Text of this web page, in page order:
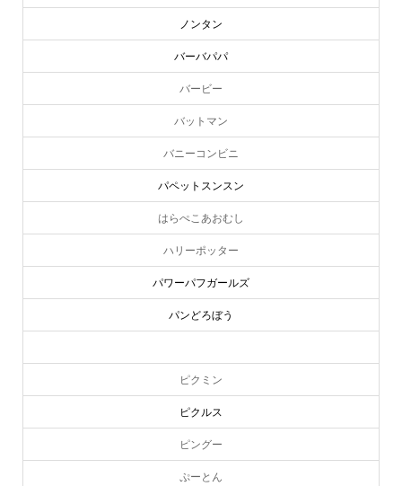
ノンタン
バーバパパ
バービー
バットマン
バニーコンビニ
パペットスンスン
はらぺこあおむし
ハリーポッター
パワーパフガールズ
パンどろぼう
ピクミン
ピクルス
ピングー
ぷーとん